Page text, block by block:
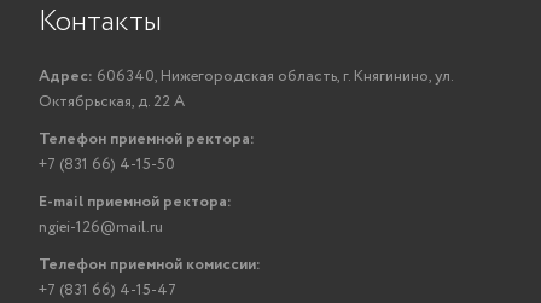
Контакты
Адрес: 606340, Нижегородская область, г. Княгинино, ул.
Октябрьская, д. 22 А
Телефон приемной ректора:
+7 (831 66) 4-15-50
E-mail приемной ректора:
ngiei-126@mail.ru
Телефон приемной комиссии:
+7 (831 66) 4-15-47